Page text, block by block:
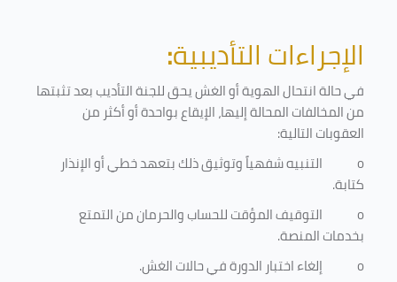
الإجراءات التأديبية:
في حالة انتحال الهوية أو الغش يحق للجنة التأديب بعد تثبتها
من المخالفات المحالة إليها، الإيقاع بواحدة أو أكثر من
العقوبات التالية:
o
التنبيه شفهياً وتوثيق ذلك بتعهد خطي أو الإنذار
كتابة.
o
التوقيف المؤقت للحساب والحرمان من التمتع
بخدمات المنصة.
o
إلغاء اختبار الدورة في حالات الغش.